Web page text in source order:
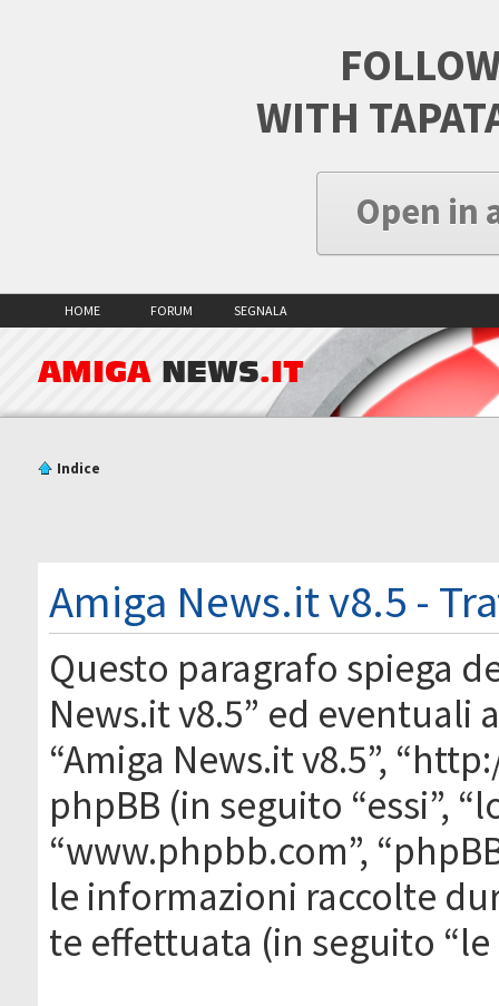
WITH
Open in
HOME FORUM SEGNALA
AMIGA NEWS.IT
Indice
Amiga News.it v8.5 -
Questo paragrafo spiega
News.it v8.5” ed eventuali
“Amiga News.it v8.5”,
phpBB (in seguito “essi”,
“www.phpbb.com”,
le informazioni raccolte
te effettuata (in seguito